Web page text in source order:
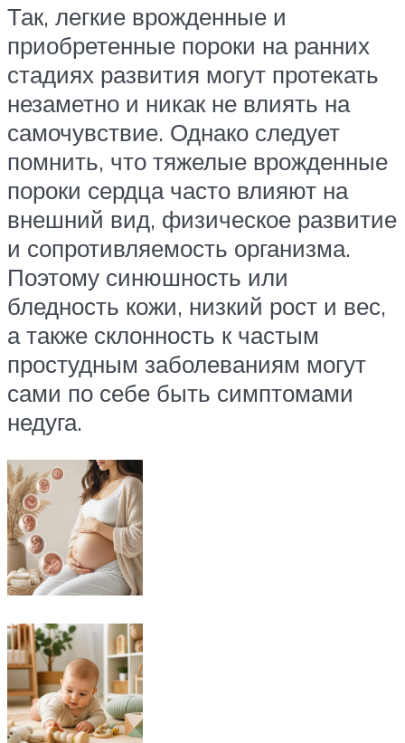
Так, легкие врожденные и
приобретенные пороки на ранних
стадиях развития могут протекать
незаметно и никак не влиять на
самочувствие. Однако следует
помнить, что тяжелые врожденные
пороки сердца часто влияют на
внешний вид, физическое развитие
и сопротивляемость организма.
Поэтому синюшность или
бледность кожи, низкий рост и вес,
а также склонность к частым
простудным заболеваниям могут
сами по себе быть симптомами
недуга.